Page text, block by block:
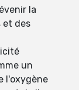
la
et des
un
l'oxygène